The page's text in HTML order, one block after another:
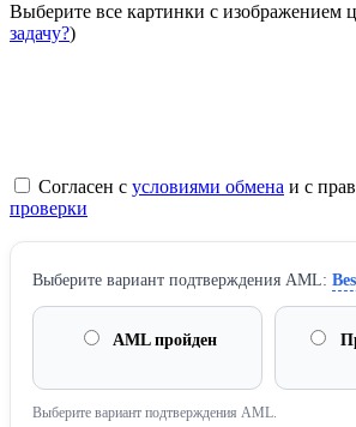
Выберите все картинки с изображением
задачу?)
Согласен с условиями обмена и с
проверки
Выберите вариант подтверждения AML:
AML пройден
Выберите вариант подтверждения AML.